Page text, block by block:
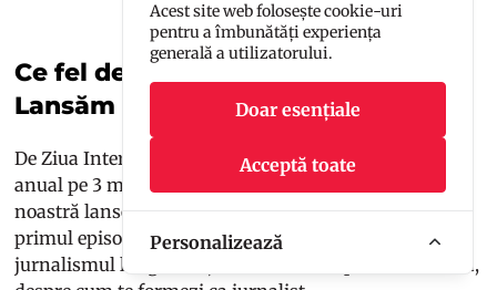
Ce fel de jurnalism vrea Gen Z?
Lansăm podcastul Școala cea mai 9
De Ziua Internațională a Libertății Presei, celebrată
anual pe 3 mai, cei mai tineri jurnaliști din redacția
noastră lansează podcastul Școala cea mai 9. În
primul episod dezbat despre presă și AI, despre
jurnalismul longform și short content pe social media,
Acest site web folosește cookie-uri
pentru a îmbunătăți experiența
generală a utilizatorului.
Doar esențiale
Acceptă toate
Personalizează